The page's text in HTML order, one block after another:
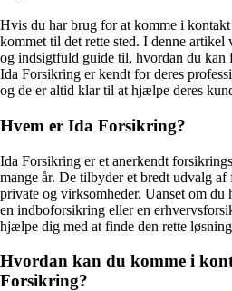
Hvis du har brug for at komme i
kommet til det rette sted. I denne
og indsigtfuld guide til, hvordan du kan
Ida Forsikring er kendt for deres
og de er altid klar til at hjælpe deres
Hvem er Ida Forsikring?
Ida Forsikring er et anerkendt
mange år. De tilbyder et bredt udvalg
private og virksomheder. Uanset om
en indboforsikring eller en
hjælpe dig med at finde den rette
Hvordan kan du komme i
Forsikring?